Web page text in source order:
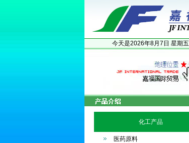
今天是2026年8月 7日 星期五
化工产品
医药原料